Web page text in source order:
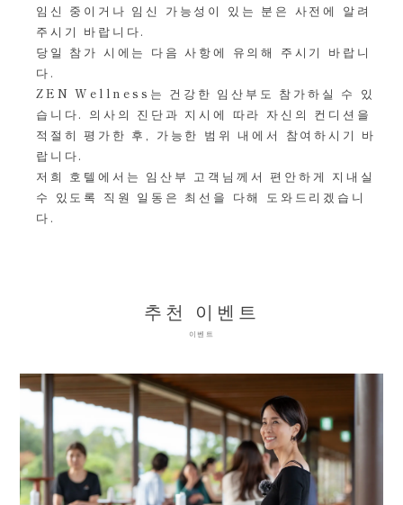
임신 중이거나 임신 가능성이 있는 분은 사전에 알려
주시기 바랍니다.
당일 참가 시에는 다음 사항에 유의해 주시기 바랍니
다.
ZEN Wellness는 건강한 임산부도 참가하실 수 있
습니다. 의사의 진단과 지시에 따라 자신의 컨디션을
적절히 평가한 후, 가능한 범위 내에서 참여하시기 바
랍니다.
저희 호텔에서는 임산부 고객님께서 편안하게 지내실
수 있도록 직원 일동은 최선을 다해 도와드리겠습니
다.
추천 이벤트
이벤트